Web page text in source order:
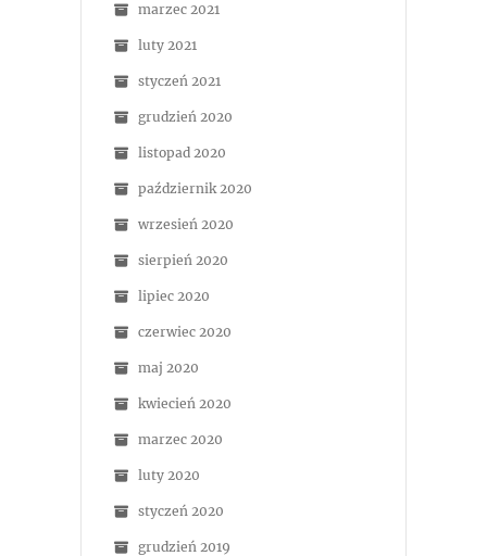
marzec 2021
luty 2021
styczeń 2021
grudzień 2020
listopad 2020
październik 2020
wrzesień 2020
sierpień 2020
lipiec 2020
czerwiec 2020
maj 2020
kwiecień 2020
marzec 2020
luty 2020
styczeń 2020
grudzień 2019